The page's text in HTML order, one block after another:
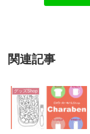
関連記事
グッズShop